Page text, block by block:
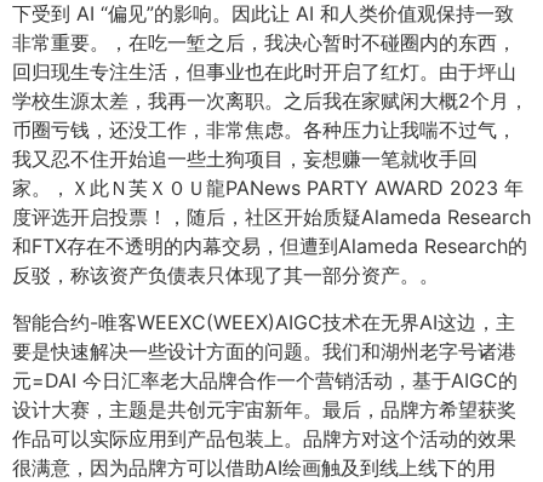
下受到 AI “偏见”的影响。因此让 AI 和人类价值观保持一致
非常重要。，在吃一堑之后，我决心暂时不碰圈内的东西，
回归现生专注生活，但事业也在此时开启了红灯。由于坪山
学校生源太差，我再一次离职。之后我在家赋闲大概2个月，
币圈亏钱，还没工作，非常焦虑。各种压力让我喘不过气，
我又忍不住开始追一些土狗项目，妄想赚一笔就收手回
家。，Ｘ此Ｎ芙Ｘ０Ｕ龍PANews PARTY AWARD 2023 年
度评选开启投票！，随后，社区开始质疑Alameda Research
和FTX存在不透明的内幕交易，但遭到Alameda Research的
反驳，称该资产负债表只体现了其一部分资产。。
智能合约-唯客WEEXC(WEEX)AIGC技术在无界AI这边，主
要是快速解决一些设计方面的问题。我们和湖州老字号诸港
元=DAI 今日汇率老大品牌合作一个营销活动，基于AIGC的
设计大赛，主题是共创元宇宙新年。最后，品牌方希望获奖
作品可以实际应用到产品包装上。品牌方对这个活动的效果
很满意，因为品牌方可以借助AI绘画触及到线上线下的用